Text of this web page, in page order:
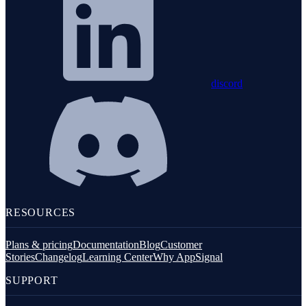
discord
RESOURCES
Plans & pricingDocumentationBlogCustomer
StoriesChangelogLearning CenterWhy AppSignal
SUPPORT